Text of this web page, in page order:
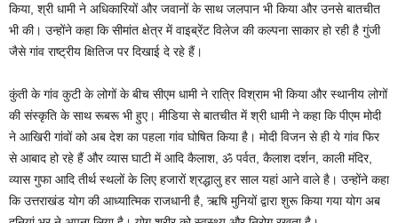
किया, श्री धामी ने अधिकारियों और जवानों के साथ जलपान भी किया और उनसे बातचीत
भी की। उन्होंने कहा कि सीमांत क्षेत्र में वाइब्रेंट विलेज की कल्पना साकार हो रही है गुंजी
जैसे गांव राष्ट्रीय क्षितिज पर दिखाई दे रहे हैं।
कुंती के गांव कुटी के लोगों के बीच सीएम धामी ने रात्रि विश्राम भी किया और स्थानीय लोगों
की संस्कृति के साथ रूबरू भी हुए। मीडिया से बातचीत में श्री धामी ने कहा कि पीएम मोदी
ने आखिरी गांवों को अब देश का पहला गांव घोषित किया है। मोदी विजन से ही ये गांव फिर
से आबाद हो रहे हैं और व्यास घाटी में आदि कैलाश, ॐ पर्वत, कैलाश दर्शन, काली मंदिर,
व्यास गुफा आदि तीर्थ स्थलों के लिए हजारों श्रद्धालु हर साल यहां आने वाले है। उन्होंने कहा
कि उत्तराखंड योग की आध्यात्मिक राजधानी है, ऋषि मुनियों द्वारा शुरू किया गया योग अब